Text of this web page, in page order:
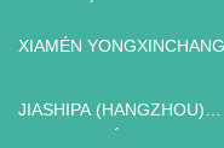
XIAMÉN YONGXINCHANG
LIMITADO.
JIASHIPA (HANGZHOU)